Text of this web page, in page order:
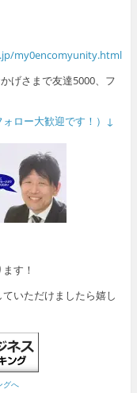
my0encomyunity.html
げさまで友達5000、フ
ロー大歓迎です！）↓
す！
いただけましたら嬉し
グへ